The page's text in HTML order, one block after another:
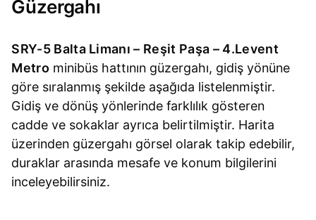
Güzergahı
SRY-5 Balta Limanı – Reşit Paşa – 4.Levent
Metro minibüs hattının güzergahı, gidiş yönüne
göre sıralanmış şekilde aşağıda listelenmiştir.
Gidiş ve dönüş yönlerinde farklılık gösteren
cadde ve sokaklar ayrıca belirtilmiştir. Harita
üzerinden güzergahı görsel olarak takip edebilir,
duraklar arasında mesafe ve konum bilgilerini
inceleyebilirsiniz.